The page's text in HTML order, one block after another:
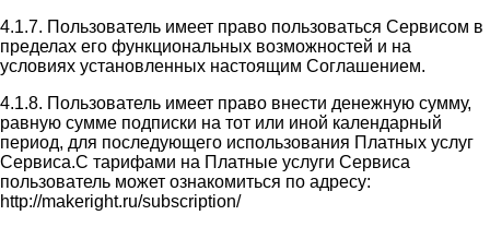
4.1.7. Пользователь имеет право пользоваться Сервисом в
пределах его функциональных возможностей и на
условиях установленных настоящим Соглашением.
4.1.8. Пользователь имеет право внести денежную сумму,
равную сумме подписки на тот или иной календарный
период, для последующего использования Платных услуг
Сервиса.С тарифами на Платные услуги Сервиса
пользователь может ознакомиться по адресу:
http://makeright.ru/subscription/